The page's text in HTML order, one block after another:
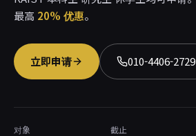
最高 20% 优惠。
立即申请 010-4406-2729
对象 截止